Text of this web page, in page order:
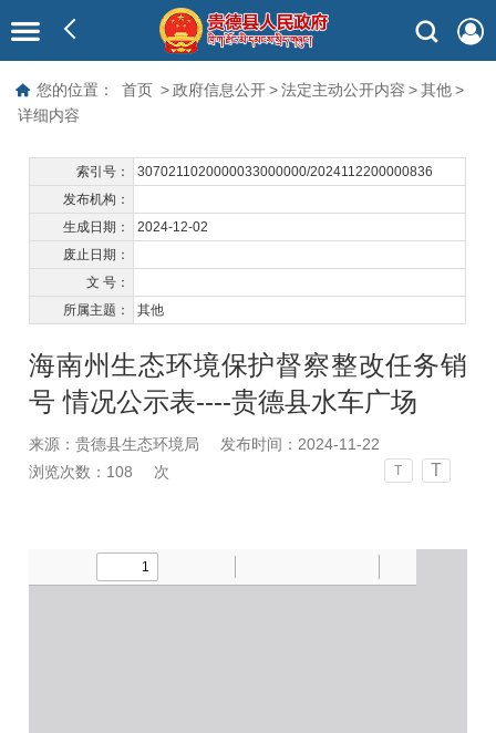
您的位置： 首页 > 政府信息公开 > 法定主动公开内容 > 其他 >
详细内容
索引号：
3070211020000033000000/2024112200000836
发布机构：
生成日期：
2024-12-02
废止日期：
文 号：
所属主题：
其他
海南州生态环境保护督察整改任务销
号 情况公示表----贵德县水车广场
来源：贵德县生态环境局
发布时间：2024-11-22
浏览次数： 108 次 T T